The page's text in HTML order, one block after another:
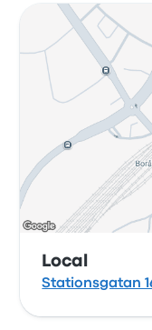
Local
Stationsgatan